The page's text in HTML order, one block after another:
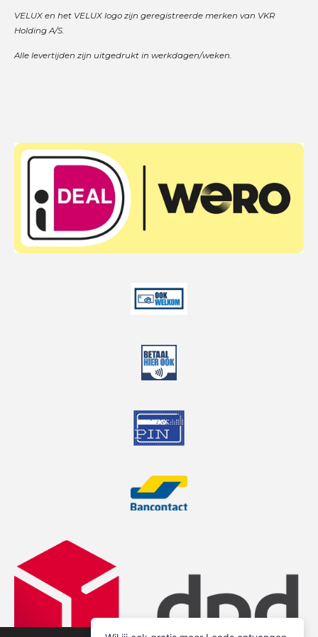
VELUX en het VELUX logo zijn geregistreerde merken van VKR
Holding A/S.
Alle levertijden zijn uitgedrukt in werkdagen/weken.